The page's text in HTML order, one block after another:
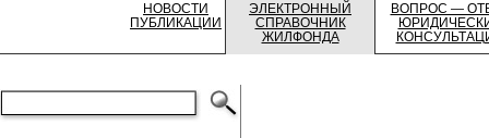
НОВОСТИ
ПУБЛИКАЦИИ
ЭЛЕКТРОННЫЙ
СПРАВОЧНИК
ЖИЛФОНДА
ВОПРОС —